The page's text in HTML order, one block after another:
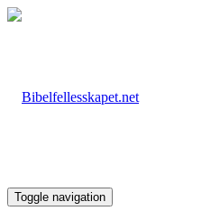
Toggle navigation